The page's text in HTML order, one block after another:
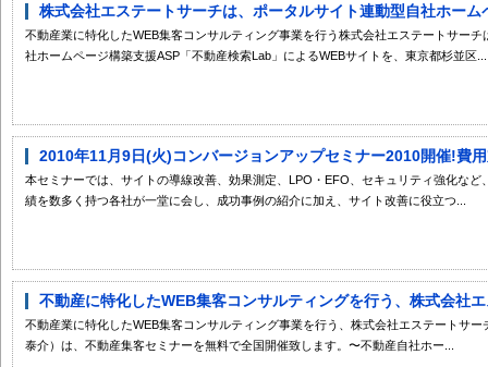
株式会社エステートサーチは、ポータルサイト連動型自社ホーム
不動産業に特化したWEB集客コンサルティング事業を行う株式会社エステートサー
社ホームページ構築支援ASP「不動産検索Lab」によるWEBサイトを、東京都杉並区...
2010年11月9日(火)コンバージョンアップセミナー2010開催!費
本セミナーでは、サイトの導線改善、効果測定、LPO・EFO、セキュリティ強化な
績を数多く持つ各社が一堂に会し、成功事例の紹介に加え、サイト改善に役立つ...
不動産に特化したWEB集客コンサルティングを行う、株式会社
不動産業に特化したWEB集客コンサルティング事業を行う、株式会社エステートサ
泰介）は、不動産集客セミナーを無料で全国開催致します。〜不動産自社ホー...